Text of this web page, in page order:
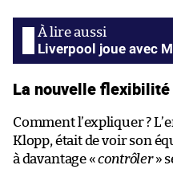
Liverpool joue avec
La nouvelle flexibilité
Comment l’expliquer ?
Klopp, était de voir son
à davantage «contrôler»